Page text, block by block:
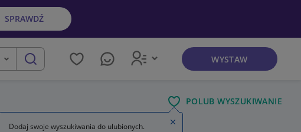
SPRAWDŹ
szukaj WYSTAW
POLUB WYSZUKIWANIE
Dodaj swoje wyszukiwania do ulubionych.
Zamknij wskazówkę